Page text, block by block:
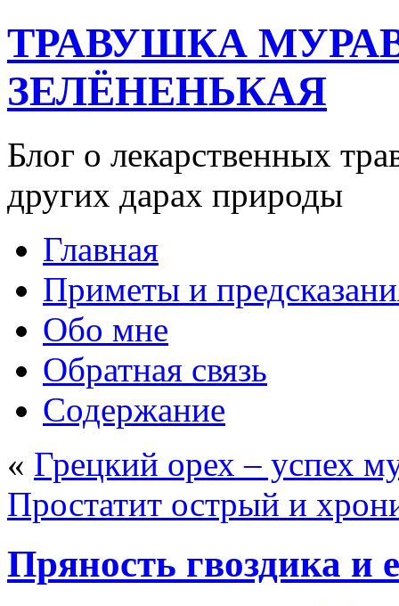
ТРАВУШКА
ЗЕЛЁНЕНЬКАЯ
Блог о лекарственных
других дарах природы
Главная
Приметы и
Обо мне
Обратная связь
Содержание
« Грецкий орех – успех
Простатит острый и
Пряность гвоздика и